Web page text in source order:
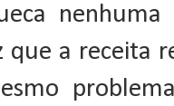
a receita